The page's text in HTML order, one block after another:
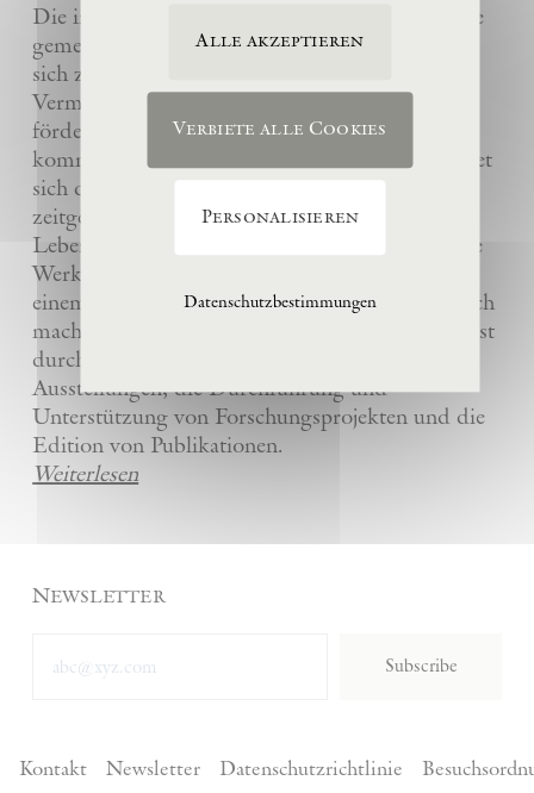
Die im Jahre 2017 von Anselm Kiefer gegründete
gemeinnützige Eschaton –Kunststiftung hat es
sich zur Aufgabe gemacht, das künstlerische
Vermächtnis ihres Gründers Anselm Kiefer zu
fördern und sein Atelier La Ribaute für
kommende Generationen zu erhalten. Sie widmet
sich dem Verständnis und der Wertschätzung
zeitgenössischer Kunst, insbesondere des
Lebenswerks von Anselm Kiefer, indem sie seine
Werke und die anderer Künstler bewahrt und
einem breiten Publikum in La Ribaute zugänglich
macht. Die Stiftung fördert zeitgenössische Kunst
durch die Organisation von internationalen
Ausstellungen, die Durchführung und
Unterstützung von Forschungsprojekten und die
Edition von Publikationen.
Weiterlesen
Newsletter
Subscribe
Kontakt Newsletter Datenschutzrichtlinie
Alle akzeptieren
Verbiete alle Cookies
Personalisieren
Datenschutzbestimmungen